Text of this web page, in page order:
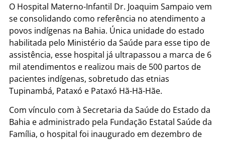
O Hospital Materno-Infantil Dr. Joaquim Sampaio vem
se consolidando como referência no atendimento a
povos indígenas na Bahia. Única unidade do estado
habilitada pelo Ministério da Saúde para esse tipo de
assistência, esse hospital já ultrapassou a marca de 6
mil atendimentos e realizou mais de 500 partos de
pacientes indígenas, sobretudo das etnias
Tupinambá, Pataxó e Pataxó Hã-Hã-Hãe.
Com vínculo com à Secretaria da Saúde do Estado da
Bahia e administrado pela Fundação Estatal Saúde da
Família, o hospital foi inaugurado em dezembro de